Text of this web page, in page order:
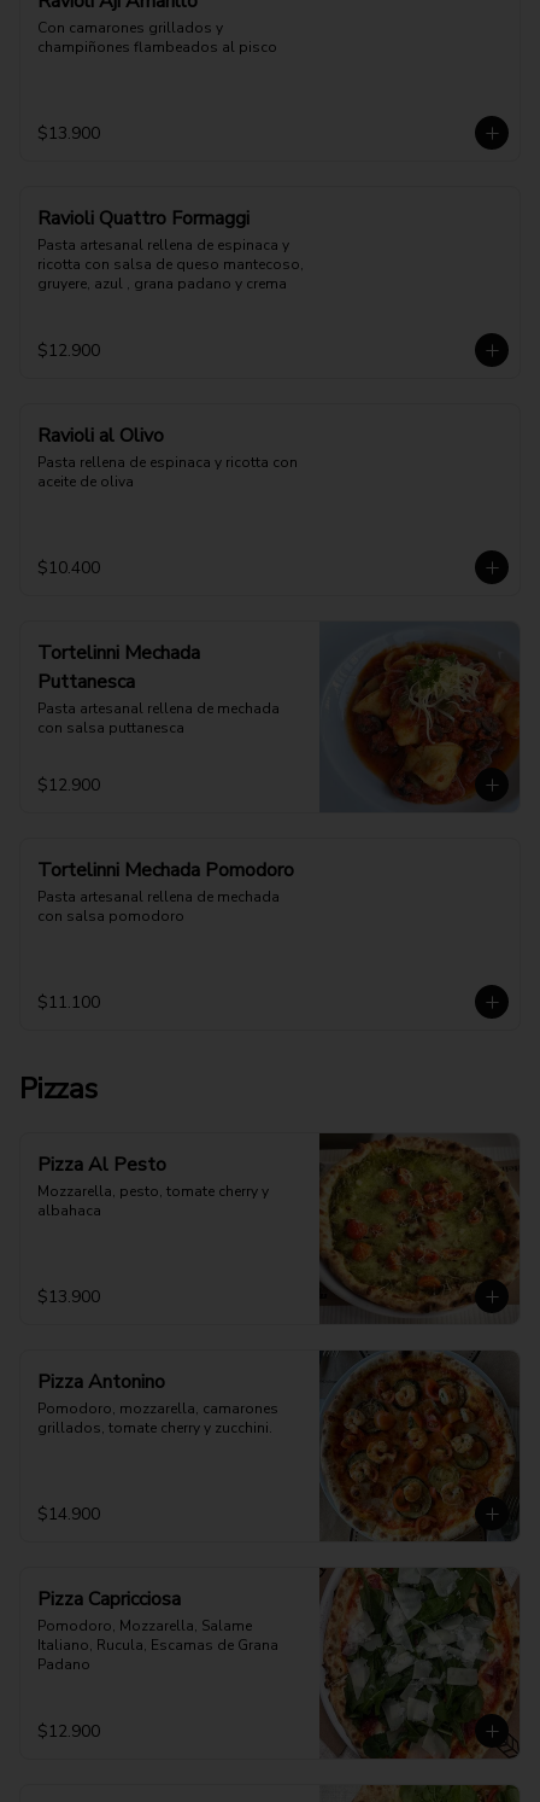
Con camarones grillados y
champiñones flambeados al pisco
$13.900
Ravioli Quattro Formaggi
Pasta artesanal rellena de espinaca y
ricotta con salsa de queso mantecoso,
gruyere, azul , grana padano y crema
$12.900
Ravioli al Olivo
Pasta rellena de espinaca y ricotta con
aceite de oliva
$10.400
Tortelinni Mechada
Puttanesca
Pasta artesanal rellena de mechada
con salsa puttanesca
$12.900
Tortelinni Mechada Pomodoro
Pasta artesanal rellena de mechada
con salsa pomodoro
$11.100
Pizzas
Pizza Al Pesto
Mozzarella, pesto, tomate cherry y
albahaca
$13.900
Pizza Antonino
Pomodoro, mozzarella, camarones
grillados, tomate cherry y zucchini.
$14.900
Pizza Capricciosa
Pomodoro, Mozzarella, Salame
Italiano, Rucula, Escamas de Grana
Padano
$12.900